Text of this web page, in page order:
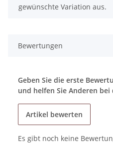
gewünschte Variation aus.
Bewertungen
Geben Sie die erste
und helfen Sie Anderen
Artikel bewerten
Es gibt noch keine